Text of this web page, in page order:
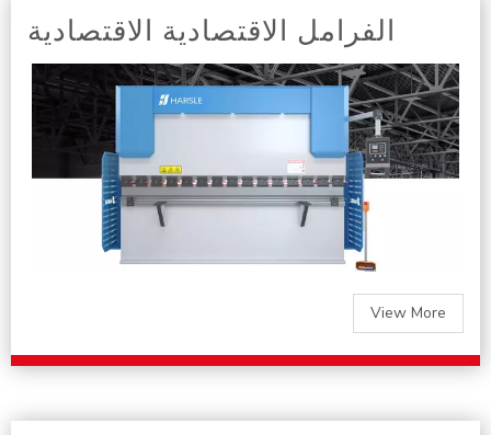
الفرامل الاقتصادية الاقتصادية
View More